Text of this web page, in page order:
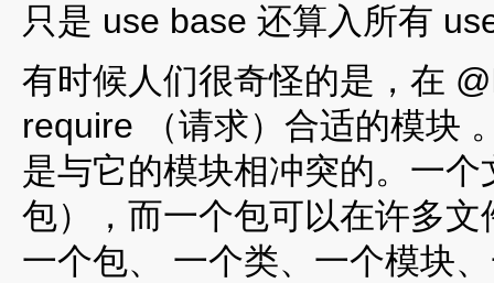
只是 use base 还算入所有
有时候人们很奇怪的是，在
require （请求）合适的模块
是与它的模块相冲突的。一
包），而一个包可以在许多
一个包、 一个类、一个模块